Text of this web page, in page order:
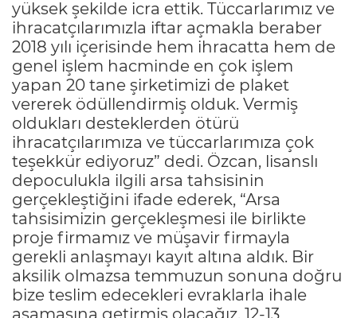
yüksek şekilde icra ettik. Tüccarlarımız ve
ihracatçılarımızla iftar açmakla beraber
2018 yılı içerisinde hem ihracatta hem de
genel işlem hacminde en çok işlem
yapan 20 tane şirketimizi de plaket
vererek ödüllendirmiş olduk. Vermiş
oldukları desteklerden ötürü
ihracatçılarımıza ve tüccarlarımıza çok
teşekkür ediyoruz” dedi. Özcan, lisanslı
depoculukla ilgili arsa tahsisinin
gerçekleştiğini ifade ederek, “Arsa
tahsisimizin gerçekleşmesi ile birlikte
proje firmamız ve müşavir firmayla
gerekli anlaşmayı kayıt altına aldık. Bir
aksilik olmazsa temmuzun sonuna doğru
bize teslim edecekleri evraklarla ihale
aşamasına getirmiş olacağız. 12-13